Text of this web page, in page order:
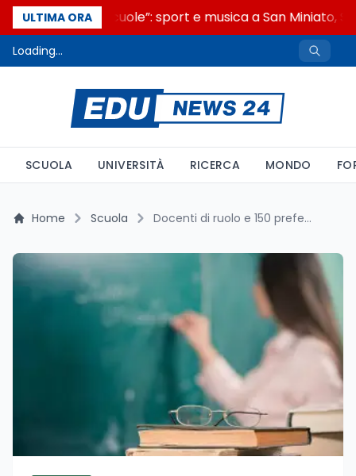
ULTIMA ORA
“Noi siamo le Scuole”: sport e musica a San Miniato,
Loading...
SCUOLA UNIVERSITÀ RICERCA MONDO
Home Scuola Docenti di ruolo e 150 preferenze: perché compilare costa il doppio